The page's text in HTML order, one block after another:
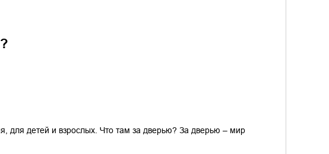
для детей и взрослых. Что там за дверью? За дверью – мир